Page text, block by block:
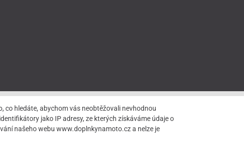
hledáte, abychom vás neobtěžovali nevhodnou
jako IP adresy, ze kterých získáváme údaje o
našeho webu www.doplnkynamoto.cz a nelze je